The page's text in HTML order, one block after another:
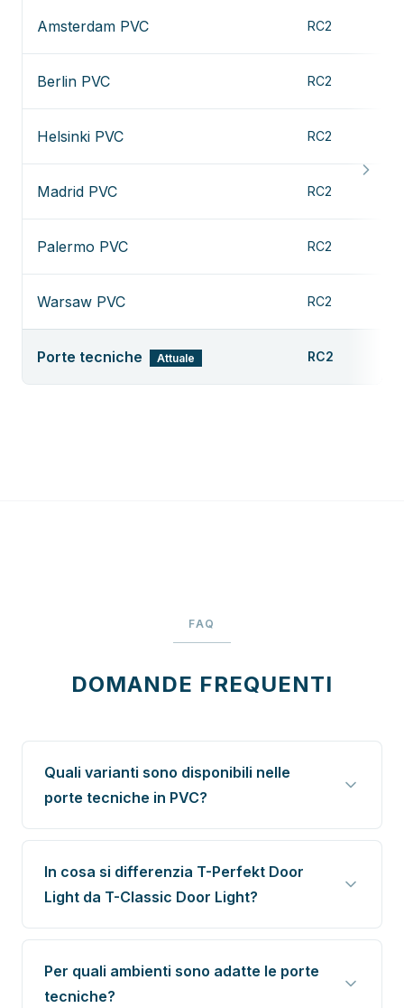
Amsterdam PVC RC2
Berlin PVC RC2
Helsinki PVC RC2
Madrid PVC RC2
Palermo PVC RC2
Warsaw PVC RC2
Porte tecniche Attuale RC2
FAQ
DOMANDE FREQUENTI
Quali varianti sono disponibili nelle
porte tecniche in PVC?
In cosa si differenzia T-Perfekt Door
Light da T-Classic Door Light?
Per quali ambienti sono adatte le porte
tecniche?